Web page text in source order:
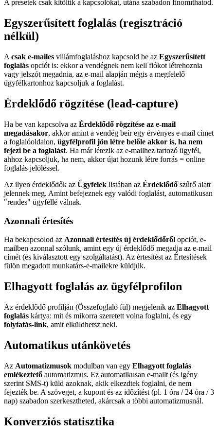
A presetek csak kitöltik a kapcsolókat, utána szabadon finomíthatod.
Egyszerűsített foglalás (regisztráció
nélkül)
A csak e-mailes villámfoglaláshoz kapcsold be az Egyszerűsített
foglalás opciót is: ekkor a vendégnek nem kell fiókot létrehoznia
vagy jelszót megadnia, az e-mail alapján mégis a megfelelő
ügyfélkartonhoz kapcsoljuk a foglalást.
Érdeklődő rögzítése (lead-capture)
Ha be van kapcsolva az Érdeklődő rögzítése az e-mail
megadásakor, akkor amint a vendég beír egy érvényes e-mail címet
a foglalóoldalon, ügyfélprofil jön létre belőle akkor is, ha nem
fejezi be a foglalást. Ha már létezik az e-mailhez tartozó ügyfél,
ahhoz kapcsoljuk, ha nem, akkor újat hozunk létre forrás = online
foglalás jelöléssel.
Az ilyen érdeklődők az Ügyfelek listában az Érdeklődő szűrő alatt
jelennek meg. Amint befejeznek egy valódi foglalást, automatikusan
"rendes" ügyféllé válnak.
Azonnali értesítés
Ha bekapcsolod az Azonnali értesítés új érdeklődőről opciót, e-
mailben azonnal szólunk, amint egy új érdeklődő megadja az e-mail
címét (és kiválasztott egy szolgáltatást). Az értesítést az Értesítések
fülön megadott munkatárs-e-mailekre küldjük.
Elhagyott foglalás az ügyfélprofilon
Az érdeklődő profilján (Összefoglaló fül) megjelenik az Elhagyott
foglalás kártya: mit és mikorra szeretett volna foglalni, és egy
folytatás-link, amit elküldhetsz neki.
Automatikus utánkövetés
Az Automatizmusok modulban van egy Elhagyott foglalás
emlékeztető automatizmus. Ez automatikusan e-mailt (és igény
szerint SMS-t) küld azoknak, akik elkezdtek foglalni, de nem
fejezték be. A szöveget, a kupont és az időzítést (pl. 1 óra / 24 óra / 3
nap) szabadon szerkesztheted, akárcsak a többi automatizmusnál.
Konverziós statisztika